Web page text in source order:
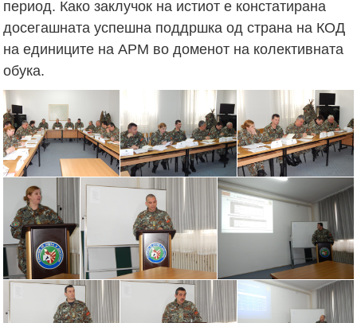
период. Како заклучок на истиот е констатирана
досегашната успешна поддршка од страна на КОД
на единиците на АРМ во доменот на колективната
обука.